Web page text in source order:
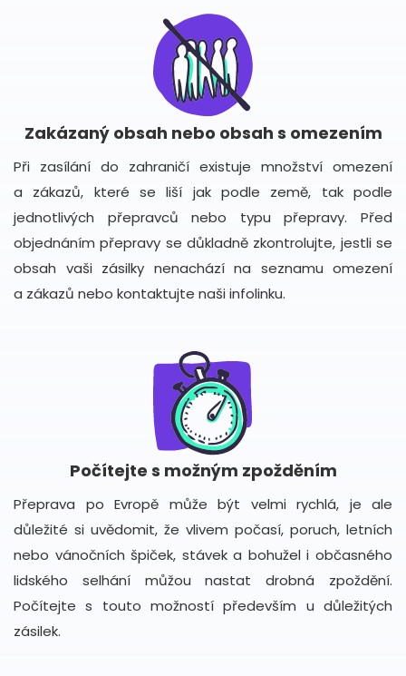
Zakázaný obsah nebo obsah s omezením
Při zasílání do zahraničí existuje množství omezení
a zákazů, které se liší jak podle země, tak podle
jednotlivých přepravců nebo typu přepravy. Před
objednáním přepravy se důkladně zkontrolujte, jestli se
obsah vaši zásilky nenachází na seznamu omezení
a zákazů nebo kontaktujte naši infolinku.
Počítejte s možným zpožděním
Přeprava po Evropě může být velmi rychlá, je ale
důležité si uvědomit, že vlivem počasí, poruch, letních
nebo vánočních špiček, stávek a bohužel i občasného
lidského selhání můžou nastat drobná zpoždění.
Počítejte s touto možností především u důležitých
zásilek.